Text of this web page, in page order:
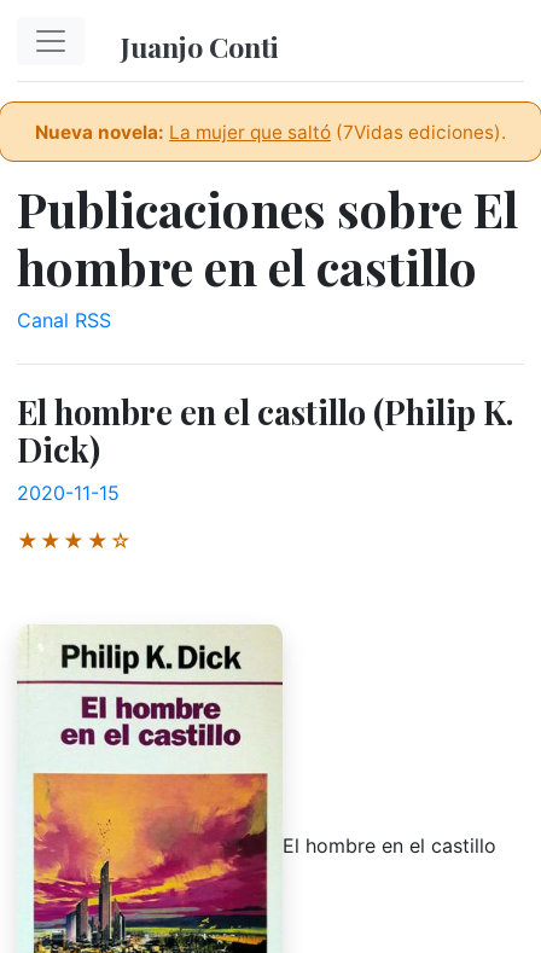
Juanjo Conti
Nueva novela: La mujer que saltó (7Vidas ediciones).
Publicaciones sobre El
hombre en el castillo
Canal RSS
El hombre en el castillo (Philip K.
Dick)
2020-11-15
★★★★☆
El hombre en el castillo